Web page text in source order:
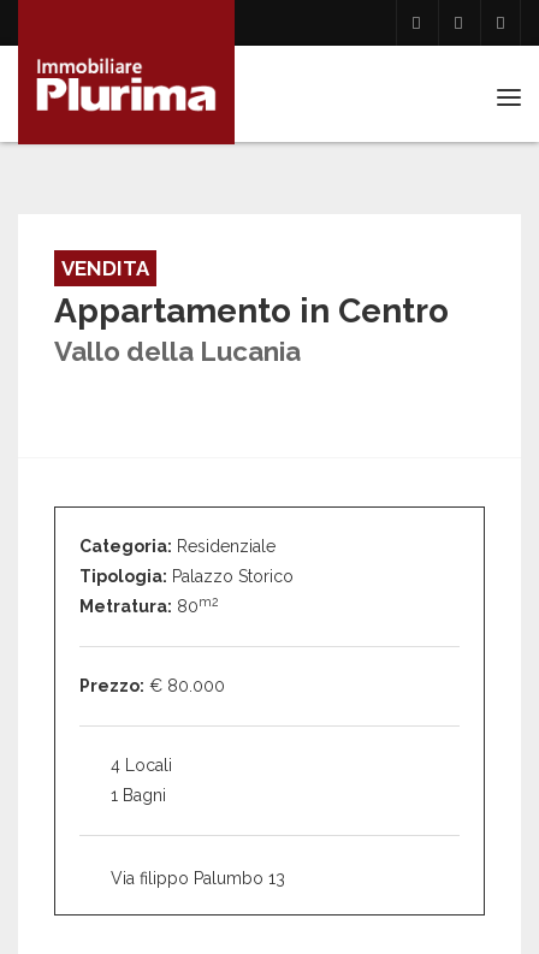
VENDITA
Appartamento in Centro
Vallo della Lucania
Categoria: Residenziale
Tipologia: Palazzo Storico
Metratura: 80m2
Prezzo: € 80.000
4 Locali
1 Bagni
Via filippo Palumbo 13